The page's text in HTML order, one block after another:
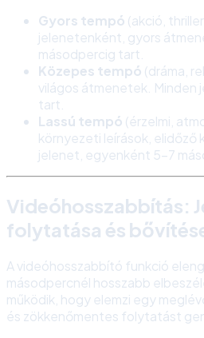
Gyors tempó (akció,
jelenetenként, gyors
másodpercig tart.
Közepes tempó (dráma,
világos átmenetek.
tart.
Lassú tempó (érzelmi,
környezeti leírások, elidőző
jelenet, egyenként 5-7
Videóhosszabbítás:
folytatása és
A videóhosszabbító funkció
másodpercnél hosszabb
működik, hogy elemzi egy
és zökkenőmentes folytatást